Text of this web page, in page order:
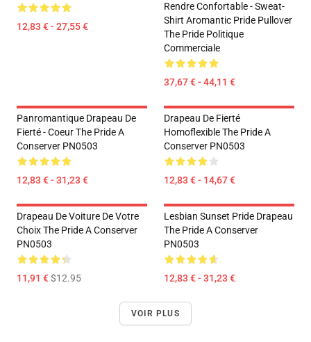
12,83 € - 27,55 €
Rendre Confortable - Sweat-
Shirt Aromantic Pride Pullover
The Pride Politique
Commerciale
37,67 € - 44,11 €
Panromantique Drapeau De
Fierté - Coeur The Pride A
Conserver PN0503
12,83 € - 31,23 €
Drapeau De Fierté
Homoflexible The Pride A
Conserver PN0503
12,83 € - 14,67 €
Drapeau De Voiture De Votre
Choix The Pride A Conserver
PN0503
11,91 €$12.95
Lesbian Sunset Pride Drapeau
The Pride A Conserver
PN0503
12,83 € - 31,23 €
VOIR PLUS